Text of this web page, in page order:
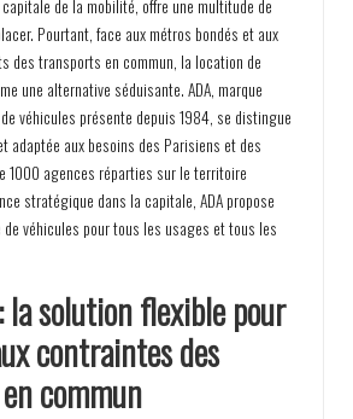
de la mobilité, offre une multitude de
Pourtant, face aux métros bondés et aux
des transports en commun, la location de
une alternative séduisante. ADA, marque
véhicules présente depuis 1984, se distingue
adaptée aux besoins des Parisiens et des
1000 agences réparties sur le territoire
stratégique dans la capitale, ADA propose
de véhicules pour tous les usages et tous les
la solution flexible pour
contraintes des
commun